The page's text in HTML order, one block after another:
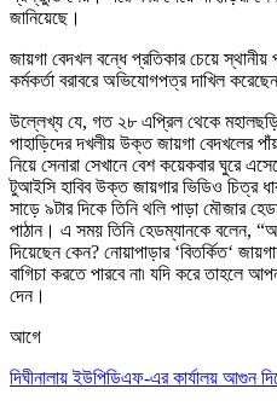
জানিয়েছে।
জায়গা বেদখল বন্ধে প্রতিকার চেয়ে স্থানীয়
কর্মকর্তা বরাবরে অভিযোগপত্র দাখিল
উল্লেখ্য যে, গত ২৮ এপ্রিল থেকে মহালছড়ি
পাহাড়িদের দখলীয় উক্ত জায়গা বেদখলের
নিয়ে সেনারা সেখানে বেশ কয়েকবার ঘুরে
টুআইসি হাবিব উক্ত জায়গার ভিডিও চিত্র
সাড়ে ৯টার দিকে তিনি থলি পাড়া মৌজার
পাঠান। এ সময় তিনি হেডম্যানকে বলেন, “
দিয়েছেন কেন? নোয়াপাড়ার ‘বিতর্কিত‘
বাগিচা করতে পারবে না৷ যদি করে তাহলে
দেন।
আগে
দিঘীনালায় ইউপিডিএফ-এর কার্যালয় আগুন